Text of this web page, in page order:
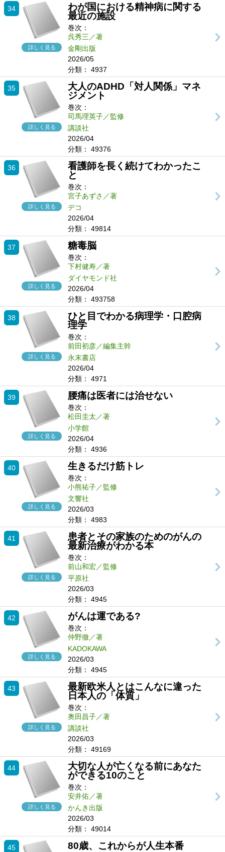
34
詳しく見る
わが国における精神病に関する
最近の施設
巻次：
呉秀三／著
金剛出版
2026/05
分類：
4937
35
詳しく見る
大人のADHD「対人関係」マネ
ジメント
巻次：
司馬理英子／監修
講談社
2026/04
分類：
49376
36
詳しく見る
看護師を長く続けてわかったこ
と
巻次：
宮子あずさ／著
デコ
2026/04
分類：
49814
37
詳しく見る
糖毒脳
巻次：
下村健寿／著
ダイヤモンド社
2026/04
分類：
493758
38
詳しく見る
ひと目でわかる病理学・口腔病
理学
巻次：
前田初彦／編集主幹
永末書店
2026/04
分類：
4971
39
詳しく見る
腰痛は医者には治せない
巻次：
松田圭太／著
小学館
2026/04
分類：
4936
40
詳しく見る
生きるだけ筋トレ
巻次：
小熊祐子／監修
文響社
2026/03
分類：
4983
41
詳しく見る
患者とその家族のためのがんの
最新治療がわかる本
巻次：
前山和宏／監修
平原社
2026/03
分類：
4945
42
詳しく見る
がんは運である?
巻次：
仲野徹／著
KADOKAWA
2026/03
分類：
4945
43
詳しく見る
最新欧米人とはこんなに違った
日本人の「体質」
巻次：
奥田昌子／著
講談社
2026/03
分類：
49169
44
詳しく見る
大切な人が亡くなる前にあなた
ができる10のこと
巻次：
安井佑／著
かんき出版
2026/03
分類：
49014
45 80歳、これからが人生本番